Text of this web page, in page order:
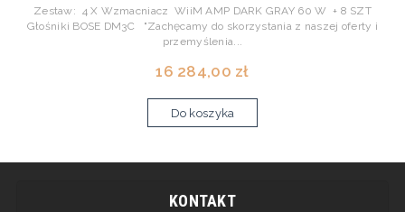
Zestaw: 4 X Wzmacniacz WiiM AMP DARK GRAY 60 W + 8 SZT
Głośniki BOSE DM3C "Zachęcamy do skorzystania z naszej oferty i
przemyślenia...
16 284,00 zł
Do koszyka
KONTAKT